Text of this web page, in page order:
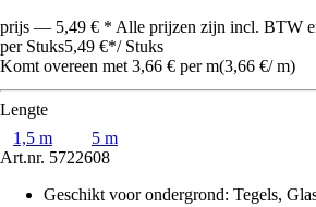
prijs — 5,49 € * Alle prijzen zijn incl. BTW
per Stuks5,49 €*/ Stuks
Komt overeen met 3,66 € per m(3,66 €/ m)
Lengte
1,5 m
5 m
Art.nr. 5722608
Geschikt voor ondergrond: Tegels,